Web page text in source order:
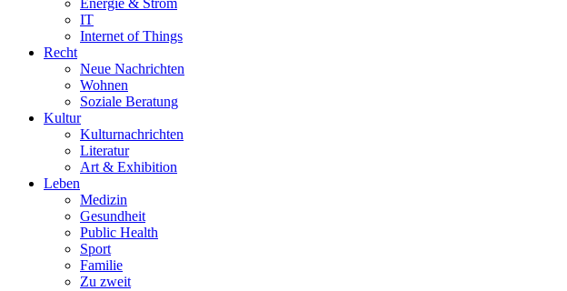
Energie & Strom
IT
Internet of Things
Recht
Neue Nachrichten
Wohnen
Soziale Beratung
Kultur
Kulturnachrichten
Literatur
Art & Exhibition
Leben
Medizin
Gesundheit
Public Health
Sport
Familie
Zu zweit